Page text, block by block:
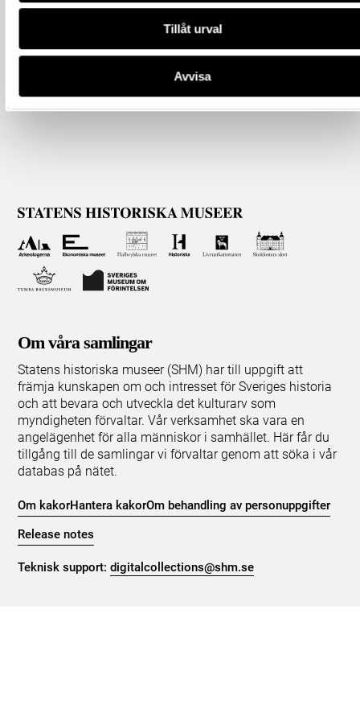
Tillåt urval
Avvisa
Om våra samlingar
Statens historiska museer (SHM) har till uppgift att
främja kunskapen om och intresset för Sveriges historia
och att bevara och utveckla det kulturarv som
myndigheten förvaltar. Vår verksamhet ska vara en
angelägenhet för alla människor i samhället. Här får du
tillgång till de samlingar vi förvaltar genom att söka i vår
databas på nätet.
Om kakorHantera kakorOm behandling av personuppgifter
Release notes
Teknisk support:digitalcollections@shm.se